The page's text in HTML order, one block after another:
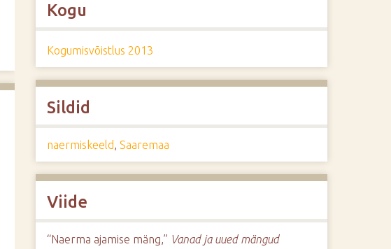
Kogu
Kogumisvõistlus 2013
Sildid
naermiskeeld, Saaremaa
Viide
“Naerma ajamise mäng,” Vanad ja uued mängud